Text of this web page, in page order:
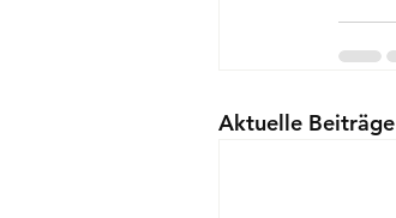
Aktuelle Beiträge